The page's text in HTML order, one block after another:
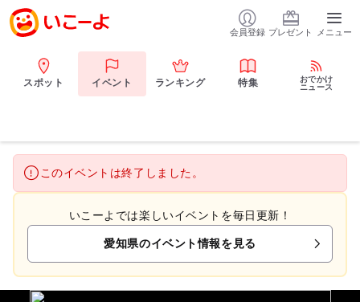
会員登録 プレゼント メニュー
スポット イベント ランキング 特集
おでかけ
ニュース
このイベントは終了しました。
いこーよでは楽しいイベントを毎日更新！
愛知県のイベント情報を見る